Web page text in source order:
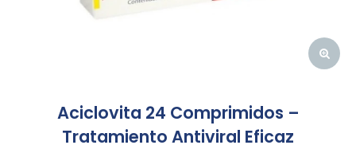
Aciclovita 24 Comprimidos –
Tratamiento Antiviral Eficaz